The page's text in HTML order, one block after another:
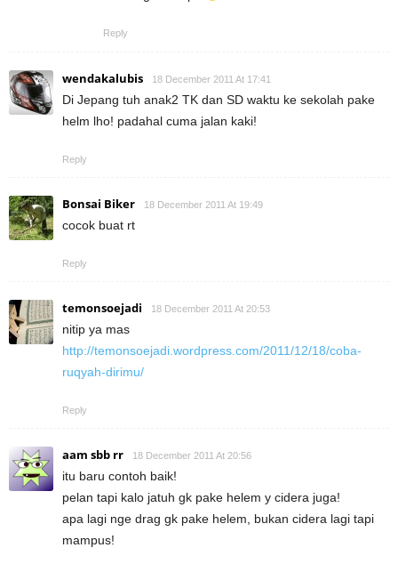
Reply
wendakalubis 18 December 2011 At 17:41
Di Jepang tuh anak2 TK dan SD waktu ke sekolah pake
helm lho! padahal cuma jalan kaki!
Reply
Bonsai Biker 18 December 2011 At 19:49
cocok buat rt
Reply
temonsoejadi 18 December 2011 At 20:53
nitip ya mas
http://temonsoejadi.wordpress.com/2011/12/18/coba-
ruqyah-dirimu/
Reply
aam sbb rr 18 December 2011 At 20:56
itu baru contoh baik!
pelan tapi kalo jatuh gk pake helem y cidera juga!
apa lagi nge drag gk pake helem, bukan cidera lagi tapi
mampus!